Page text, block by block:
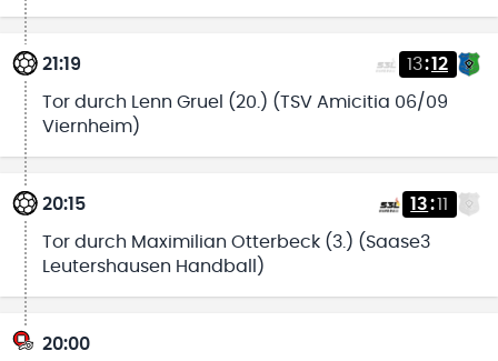
21:19 13:12
Tor durch Lenn Gruel (20.) (TSV Amicitia 06/09
Viernheim)
20:15 13:11
Tor durch Maximilian Otterbeck (3.) (Saase3
Leutershausen Handball)
20:00